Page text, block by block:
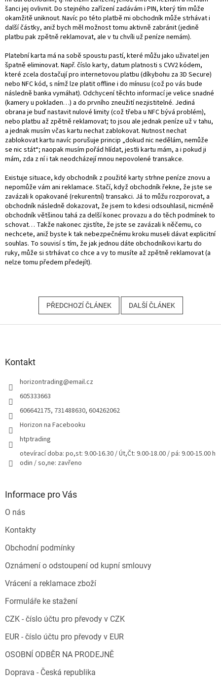
šanci jej ovlivnit. Do stejného zařízení zadávám i PIN, který tím může
okamžitě uniknout. Navíc po této platbě mi obchodník může strhávat i
další částky, aniž bych měl možnost tomu aktivně zabránit (jedině
platbu pak zpětně reklamovat, ale v tu chvíli už peníze nemám).
Platební karta má na sobě spoustu pastí, které můžu jako uživatel jen
špatně eliminovat. Např. číslo karty, datum platnosti s CVV2 kódem,
které zcela dostačují pro internetovou platbu (díkybohu za 3D Secure)
nebo NFC kód, s nímž lze platit offline i do mínusu (což po vás bude
následně banka vymáhat). Odchycení těchto informací je velice snadné
(kamery u pokladen…) a do prvního zneužití nezjistitelné. Jediná
obrana je buď nastavit nulové limity (což třeba u NFC bývá problém),
nebo platbu až zpětně reklamovat; to jsou ale jednak peníze už v tahu,
a jednak musím včas kartu nechat zablokovat. Nutnost nechat
zablokovat kartu navíc porušuje princip „dokud nic nedělám, nemůže
se nic stát“; naopak musím pořád hlídat, jestli kartu mám, a i pokud ji
mám, zda z ní i tak neodcházejí mnou nepovolené transakce.
Existuje situace, kdy obchodník z použité karty strhne peníze znovu a
nepomůže vám ani reklamace. Stačí, když obchodník řekne, že jste se
zavázali k opakované (rekurentní) transakci. Já to můžu rozporovat, a
obchodník následně dokazovat, že jsem to kdesi odsouhlasil, nicméně
obchodník většinou tahá za delší konec provazu a do těch podmínek to
schovat… Takže nakonec zjistíte, že jste se zavázali k něčemu, co
nechcete, aniž byste k tak nebezpečnému kroku museli dávat explicitní
souhlas. To souvisí s tím, že jak jednou dáte obchodníkovi kartu do
ruky, může si strhávat co chce a vy to musíte až zpětně reklamovat (a
nelze tomu předem předejít).
PŘEDCHOZÍ ČLÁNEK DALŠÍ ČLÁNEK
Kontakt
horizontrading@email.cz
605333663
606642175, 731488630, 604262062
Horizon na Facebooku
htptrading
otevírací doba: po,st: 9.00-16.30 / Út,Čt: 9.00-18.00 / pá: 9.00-15.00 h
odin / so,ne: zavřeno
Informace pro Vás
O nás
Kontakty
Obchodní podmínky
Oznámení o odstoupení od kupní smlouvy
Vrácení a reklamace zboží
Formuláře ke stažení
CZK - číslo účtu pro převody v CZK
EUR - číslo účtu pro převody v EUR
OSOBNÍ ODBĚR NA PRODEJNĚ
Doprava - Česká republika